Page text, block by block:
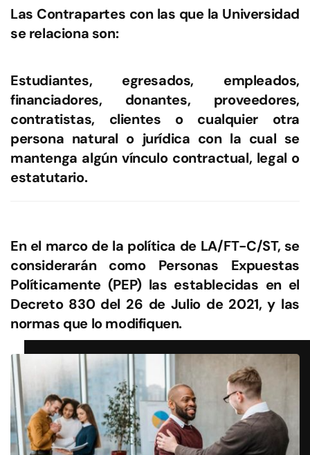
Las Contrapartes con las que la Universidad
se relaciona son:
Estudiantes, egresados, empleados,
financiadores, donantes, proveedores,
contratistas, clientes o cualquier otra
persona natural o jurídica con la cual se
mantenga algún vínculo contractual, legal o
estatutario.
En el marco de la política de LA/FT-C/ST, se
considerarán como Personas Expuestas
Políticamente (PEP) las establecidas en el
Decreto 830 del 26 de Julio de 2021, y las
normas que lo modifiquen.